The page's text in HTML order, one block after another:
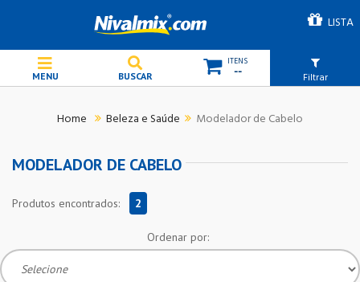
LISTA
-- Filtrar
Beleza e Saúde Modelador de Cabelo
MODELADOR DE CABELO
Produtos encontrados: 2
Ordenar por: